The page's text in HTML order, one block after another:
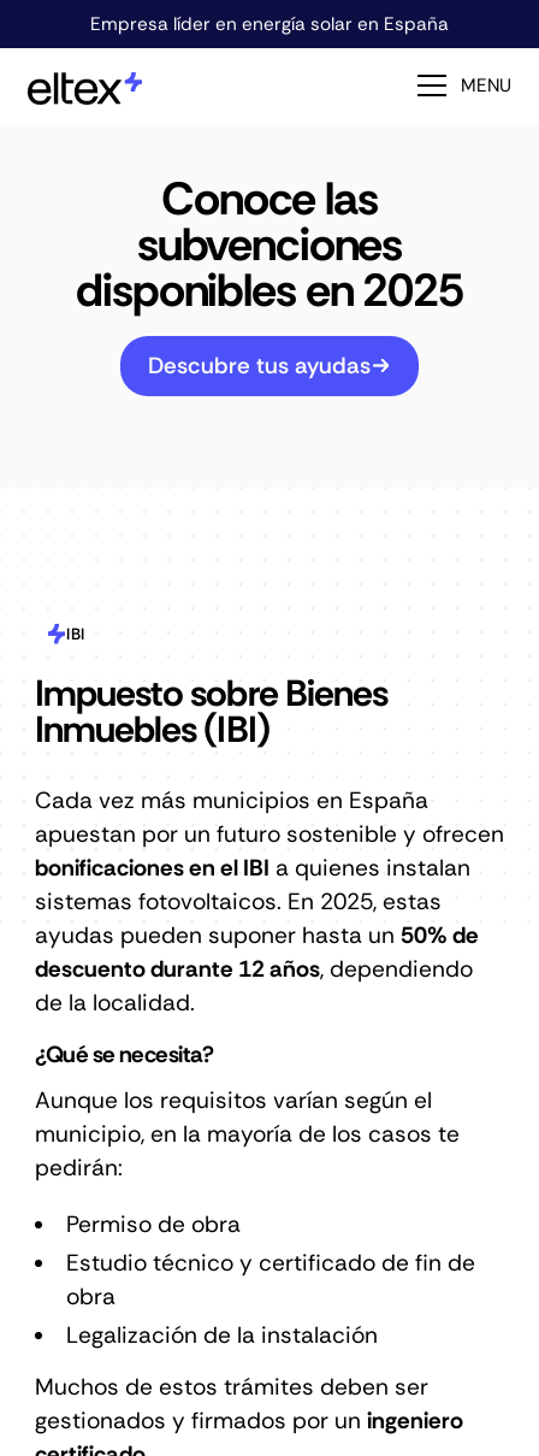
Empresa líder en energía solar en España
MENU
Conoce las
subvenciones
disponibles en 2025
Descubre tus ayudas
IBI
Impuesto sobre Bienes
Inmuebles (IBI)
Cada vez más municipios en España
apuestan por un futuro sostenible y ofrecen
bonificaciones en el IBI a quienes instalan
sistemas fotovoltaicos. En 2025, estas
ayudas pueden suponer hasta un 50% de
descuento durante 12 años, dependiendo
de la localidad.
¿Qué se necesita?
Aunque los requisitos varían según el
municipio, en la mayoría de los casos te
pedirán:
Permiso de obra
Estudio técnico y certificado de fin de
obra
Legalización de la instalación
Muchos de estos trámites deben ser
gestionados y firmados por un ingeniero